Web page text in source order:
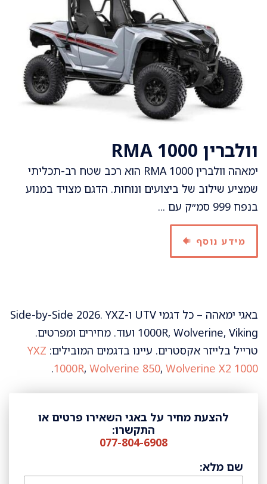
וולברין RMA 1000
ימאהה וולברין RMA 1000 הוא רכב שטח רב-תכליתי
שמציע שילוב של ביצועים ונוחות. הדגם מצויד במנוע
בנפח 999 סמ״ק עם ...
מידע נוסף
באגי ימאהה – כל דגמי UTV ו-Side-by-Side 2026. YXZ
1000R, Wolverine, Viking ועוד. מחירים ומפרטים.
טרייל בלייזר אקסטרים. עיינו בדגמים המובילים: YXZ
1000R, Wolverine 850, Wolverine X2 1000
.
להצעת מחיר על באגי השאירו פרטים או
התקשרו:
077-804-6908
שם מלא: